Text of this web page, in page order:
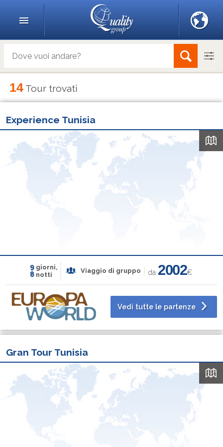
14 Tour trovati
Experience Tunisia
9giorni,
8notti
Viaggio di gruppo da 2002€
Vedi tutte le partenze
Gran Tour Tunisia